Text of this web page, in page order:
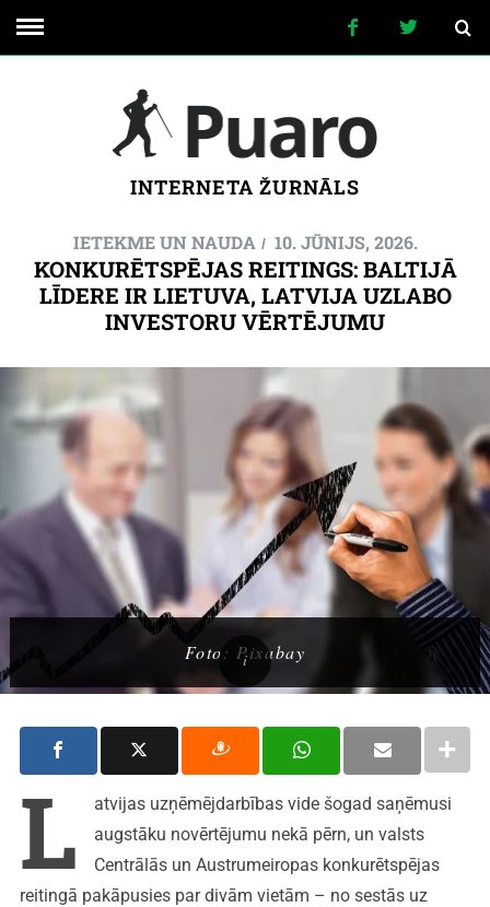
INTERNETA ŽURNĀLS
IETEKME UN NAUDA 10. JŪNIJS, 2026.
KONKURĒTSPĒJAS REITINGS: BALTIJĀ
LĪDERE IR LIETUVA, LATVIJA UZLABO
INVESTORU VĒRTĒJUMU
Foto: Pixabay
L
atvijas uzņēmējdarbības vide šogad saņēmusi
augstāku novērtējumu nekā pērn, un valsts
Centrālās un Austrumeiropas konkurētspējas
reitingā pakāpusies par divām vietām – no sestās uz